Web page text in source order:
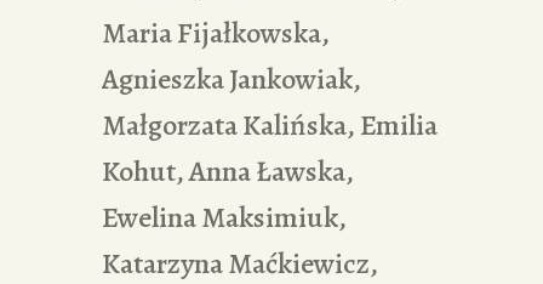
Maria Fijałkowska,
Agnieszka Jankowiak,
Małgorzata Kalińska, Emilia
Kohut, Anna Ławska,
Ewelina Maksimiuk,
Katarzyna Maćkiewicz,